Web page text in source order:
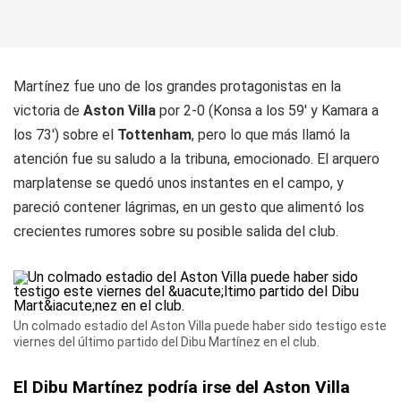
Martínez fue uno de los grandes protagonistas en la
victoria de Aston Villa por 2-0 (Konsa a los 59' y Kamara a
los 73') sobre el Tottenham, pero lo que más llamó la
atención fue su saludo a la tribuna, emocionado. El arquero
marplatense se quedó unos instantes en el campo, y
pareció contener lágrimas, en un gesto que alimentó los
crecientes rumores sobre su posible salida del club.
Un colmado estadio del Aston Villa puede haber sido testigo este
viernes del último partido del Dibu Martínez en el club.
El Dibu Martínez podría irse del Aston Villa